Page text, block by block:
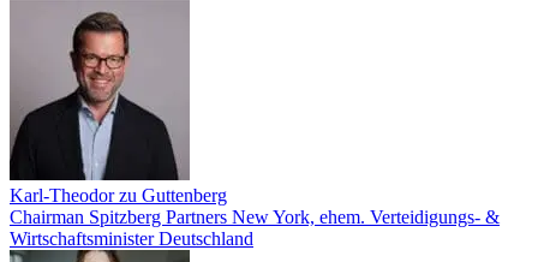
Karl-Theodor zu Guttenberg
Chairman Spitzberg Partners New York, ehem. Verteidigungs- &
Wirtschaftsminister Deutschland